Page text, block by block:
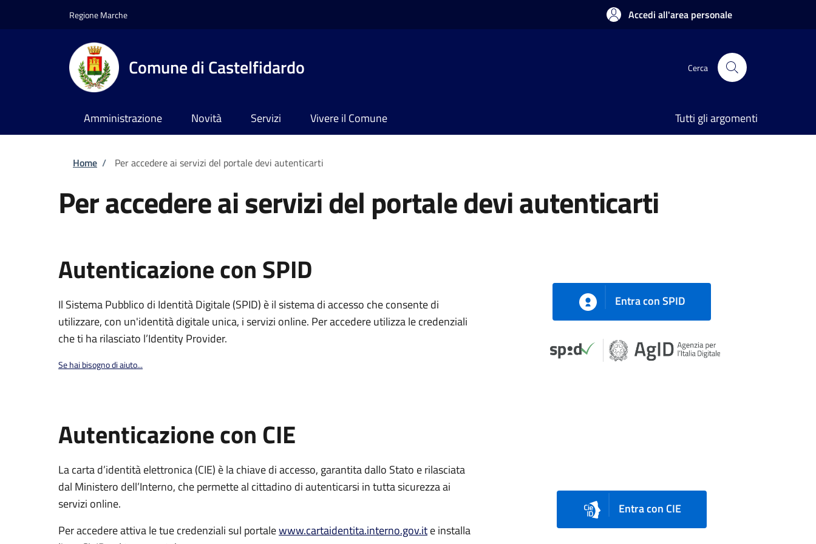
Regione Marche Accedi all'area personale
Comune di Castelfidardo Cerca
Amministrazione Novità Servizi Vivere il Comune Tutti gli argomenti
Briciole di pane
Home / Per accedere ai servizi del portale devi autenticarti
Per accedere ai servizi del portale devi autenticarti
Autenticazione con SPID
Il Sistema Pubblico di Identità Digitale (SPID) è il sistema di accesso che consente di
utilizzare, con un'identità digitale unica, i servizi online. Per accedere utilizza le credenziali
che ti ha rilasciato l’Identity Provider.
Se hai bisogno di aiuto...
Entra con SPID
Autenticazione con CIE
La carta d’identità elettronica (CIE) è la chiave di accesso, garantita dallo Stato e rilasciata
dal Ministero dell’Interno, che permette al cittadino di autenticarsi in tutta sicurezza ai
servizi online.
Per accedere attiva le tue credenziali sul portalewww.cartaidentita.interno.gov.ite installa
Entra con CIE